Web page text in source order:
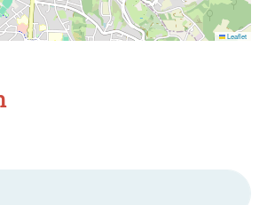
Leaflet